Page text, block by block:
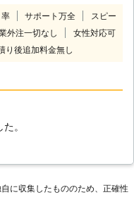
ャット」の出番です！弊
間365日対応していま
でもお客様のご依頼に備
いるからこそ、お客様か
可能です。お客様がすぐ
できる状況になるように
いませ。
ッテリー上がりにいつでも
テリー上がりは予期せぬ
で起こってしまいますよ
でも対応してくれる業者
す！当店は周南市からその
対応しているロードサー
け可能です。急にエンジン
サポート万全
スピー
外注一切なし
女性対応可
り後追加料金無し
。
に収集したもののため、正確性